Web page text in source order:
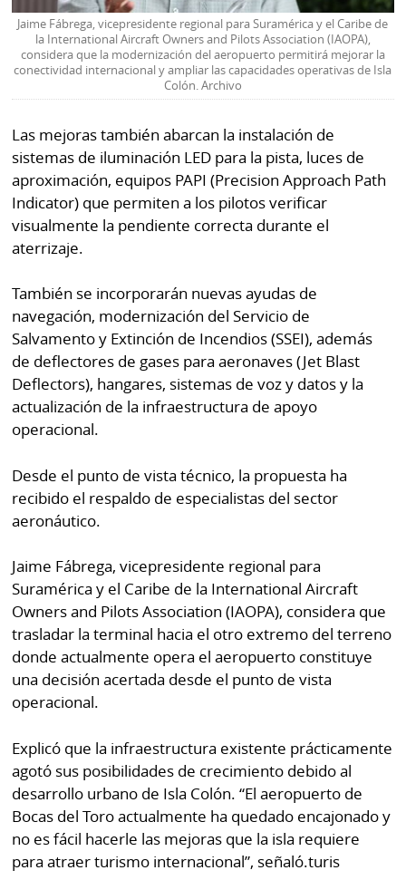
Jaime Fábrega, vicepresidente regional para Suramérica y el Caribe de
la International Aircraft Owners and Pilots Association (IAOPA),
considera que la modernización del aeropuerto permitirá mejorar la
conectividad internacional y ampliar las capacidades operativas de Isla
Colón. Archivo
Las mejoras también abarcan la instalación de
sistemas de iluminación LED para la pista, luces de
aproximación, equipos PAPI (Precision Approach Path
Indicator) que permiten a los pilotos verificar
visualmente la pendiente correcta durante el
aterrizaje.
También se incorporarán nuevas ayudas de
navegación, modernización del Servicio de
Salvamento y Extinción de Incendios (SSEI), además
de deflectores de gases para aeronaves (Jet Blast
Deflectors), hangares, sistemas de voz y datos y la
actualización de la infraestructura de apoyo
operacional.
Desde el punto de vista técnico, la propuesta ha
recibido el respaldo de especialistas del sector
aeronáutico.
Jaime Fábrega, vicepresidente regional para
Suramérica y el Caribe de la International Aircraft
Owners and Pilots Association (IAOPA), considera que
trasladar la terminal hacia el otro extremo del terreno
donde actualmente opera el aeropuerto constituye
una decisión acertada desde el punto de vista
operacional.
Explicó que la infraestructura existente prácticamente
agotó sus posibilidades de crecimiento debido al
desarrollo urbano de Isla Colón. “El aeropuerto de
Bocas del Toro actualmente ha quedado encajonado y
no es fácil hacerle las mejoras que la isla requiere
para atraer turismo internacional”, señaló.turis